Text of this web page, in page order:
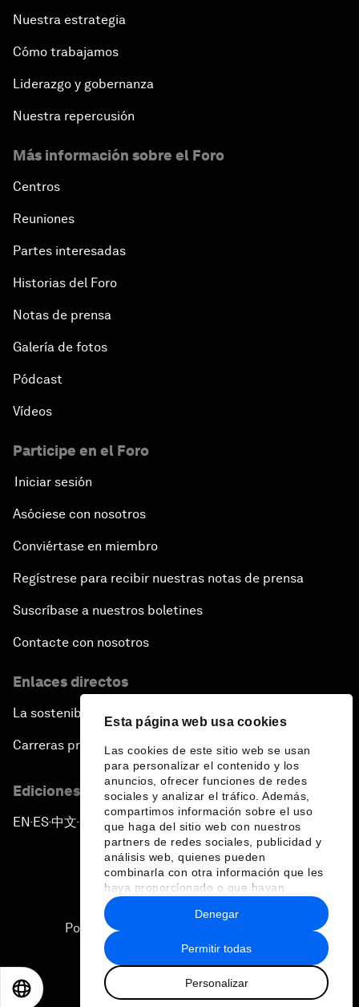
Esta página web usa cookies
Las cookies de este sitio web se usan
para personalizar el contenido y los
anuncios, ofrecer funciones de redes
sociales y analizar el tráfico. Además,
compartimos información sobre el uso
que haga del sitio web con nuestros
partners de redes sociales, publicidad y
análisis web, quienes pueden
combinarla con otra información que les
haya proporcionado o que hayan
recopilado a partir del uso que haya
hecho de sus servicios.
Permitir todas
Personalizar
Denegar
Nuestra estrategia
Cómo trabajamos
Liderazgo y gobernanza
Nuestra repercusión
Más información sobre el Foro
Centros
Reuniones
Partes interesadas
Historias del Foro
Notas de prensa
Galería de fotos
Pódcast
Vídeos
Participe en el Foro
Iniciar sesión
Asóciese con nosotros
Conviértase en miembro
Regístrese para recibir nuestras notas de prensa
Suscríbase a nuestros boletines
Contacte con nosotros
Enlaces directos
La sostenibilidad en el Foro
Carreras profesionales
Ediciones en otros idiomas
EN ▪ ES▪中文▪ 日本語
Política de privacidad y normas de uso
2026 Foro Económico Mundial